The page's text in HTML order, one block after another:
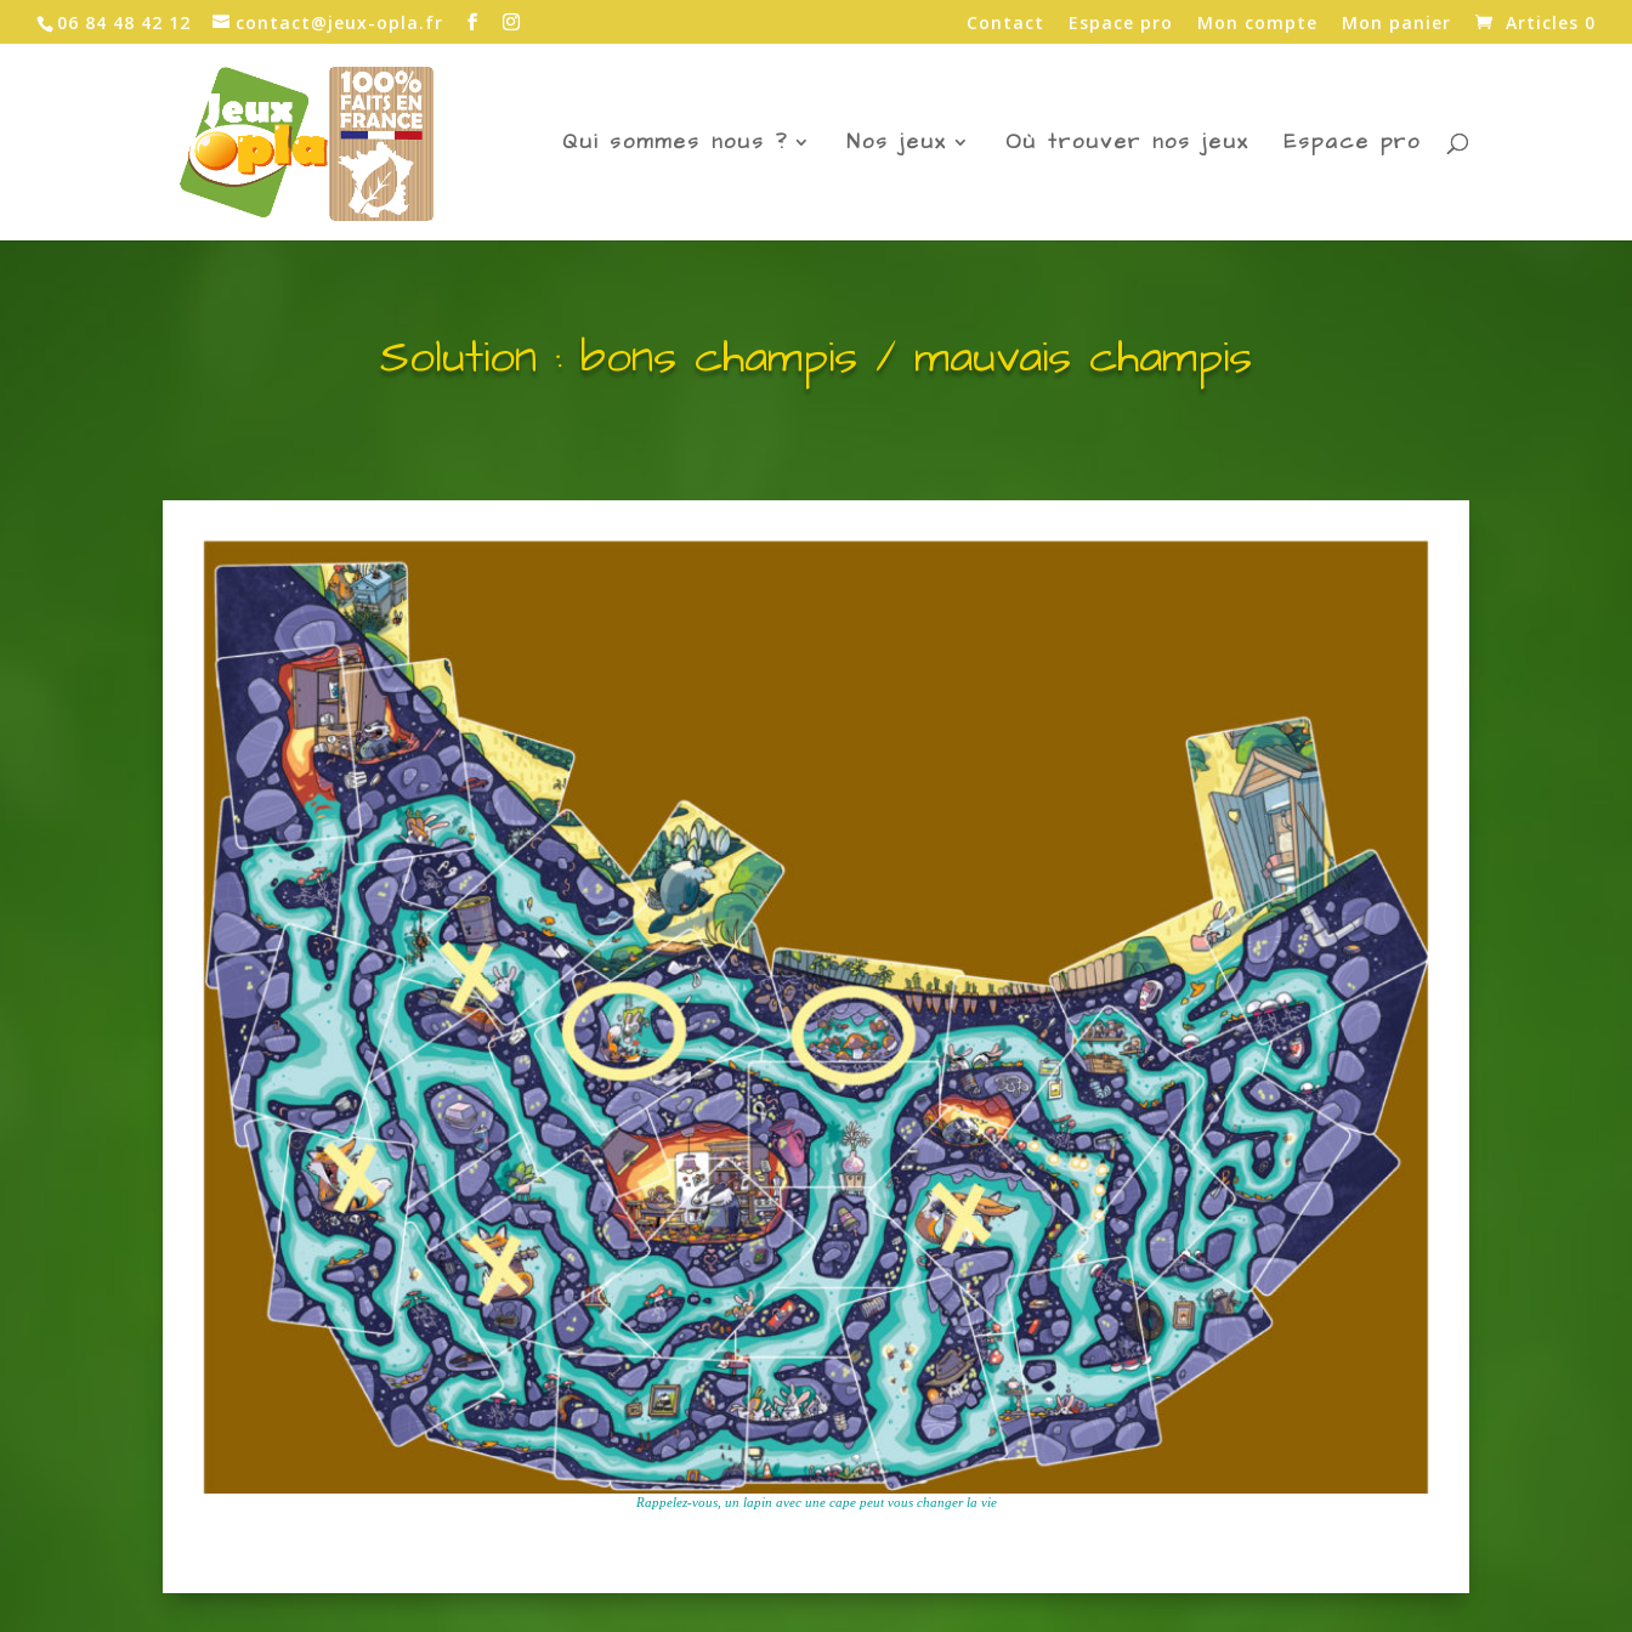
06 84 48 42 12 contact@jeux-opla.fr Contact Espace pro Mon compte Mon panier Articles 0
Qui sommes nous ? Nos jeux Où trouver nos jeux Espace pro
Solution : bons champis / mauvais champis
Rappelez-vous, un lapin avec une cape peut vous changer la vie